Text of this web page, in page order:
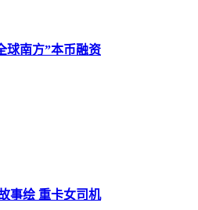
球南方”本币融资
事绘 重卡女司机